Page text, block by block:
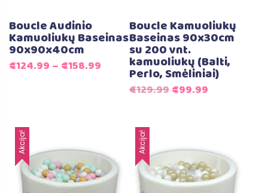
Boucle Audinio
Kamuoliukų Baseinas
90x90x40cm
€124.99 – €158.99
Boucle Kamuoliukų
Baseinas 90x30cm
su 200 vnt.
kamuoliukų (Balti,
Perlo, Smėliniai)
€129.99Original
€99.99Current
Akcija! Akcija!